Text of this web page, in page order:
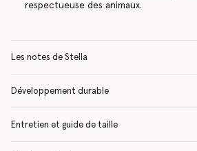
respectueuse des animaux.
Les notes de Stella
Développement durable
Entretien et guide de taille